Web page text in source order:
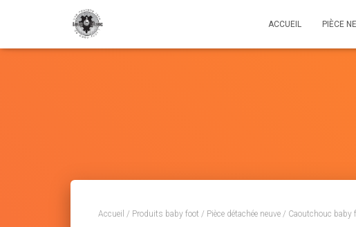
ACCUEIL PIÈCE
Accueil / Produits baby foot / Pièce détachée neuve / Caoutchouc baby